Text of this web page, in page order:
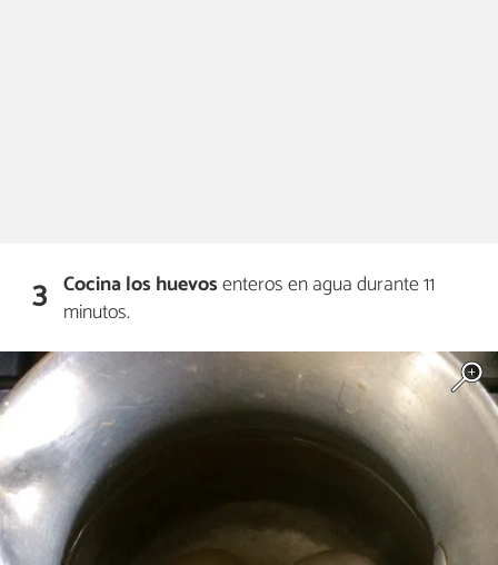
3 Cocina los huevosenteros en agua durante 11
minutos.